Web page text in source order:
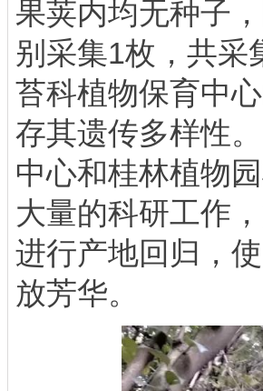
果荚内均无种子
别采集1枚，共采
苔科植物保育中
存其遗传多样性
中心和桂林植物
大量的科研工作
进行产地回归，
放芳华。